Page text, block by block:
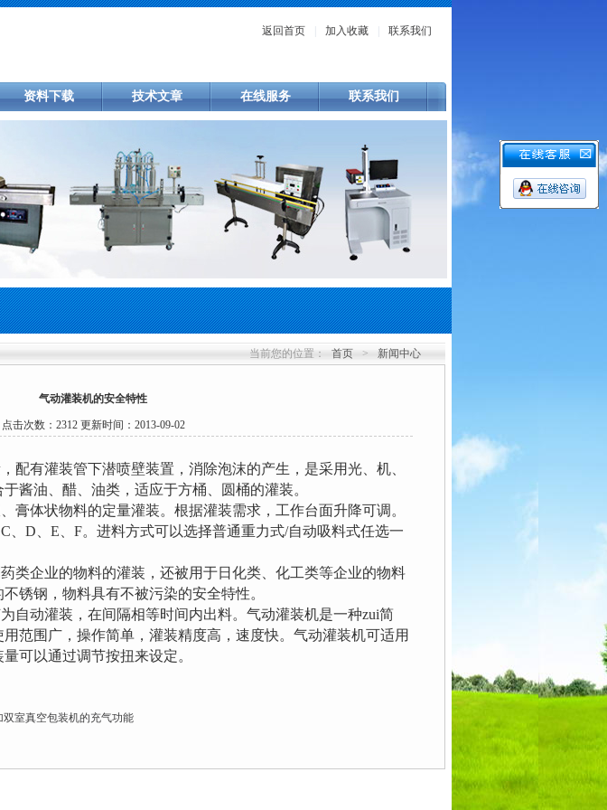
返回首页 加入收藏 联系我们
资料下载 技术文章 在线服务 联系我们
当前您的位置： 首页 > 新闻中心
气动灌装机的安全特性
点击次数：2312 更新时间：2013-09-02
配有灌装管下潜喷壁装置，消除泡沫的产生，是采用光、机、
酱油、醋、油类，适应于方桶、圆桶的灌装。
膏体状物料的定量灌装。根据灌装需求，工作台面升降可调。
、D、E、F。进料方式可以选择普通重力式/自动吸料式任选一
类企业的物料的灌装，还被用于日化类、化工类等企业的物料
锈钢，物料具有不被污染的安全特性。
自动灌装，在间隔相等时间内出料。气动灌装机是一种zui简
范围广，操作简单，灌装精度高，速度快。气动灌装机可适用
可以通过调节按扭来设定。
双室真空包装机的充气功能